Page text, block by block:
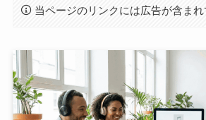
当ページのリンクには広告が含まれ